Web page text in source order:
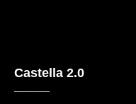
Castella 2.0